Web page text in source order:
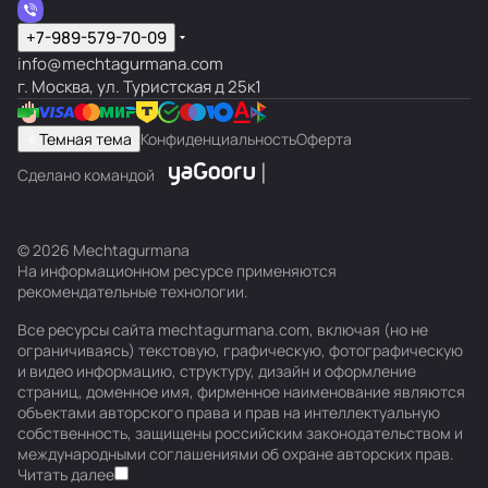
+7-989-579-70-09
info@mechtagurmana.com
г. Москва, ул. Туристская д 25к1
Темная тема КонфиденциальностьОферта
Сделано командой
© 2026 Mechtagurmana
На информационном ресурсе применяются
рекомендательные технологии.
Все ресурсы сайта mechtagurmana.com, включая (но не
ограничиваясь) текстовую, графическую, фотографическую
и видео информацию, структуру, дизайн и оформление
страниц, доменное имя, фирменное наименование являются
объектами авторского права и прав на интеллектуальную
собственность, защищены российским законодательством и
международными соглашениями об охране авторских прав.
Читать далее